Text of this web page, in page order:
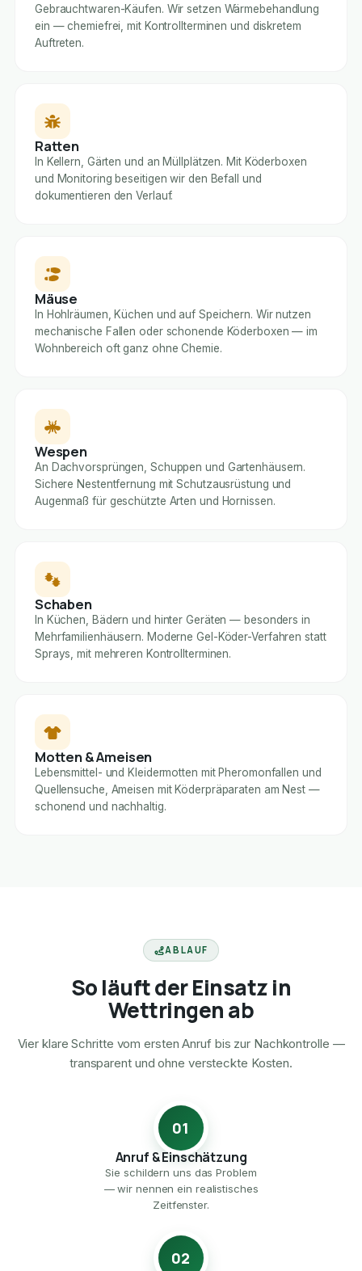
Gebrauchtwaren-Käufen. Wir setzen Wärmebehandlung
ein — chemiefrei, mit Kontrollterminen und diskretem
Auftreten.
Ratten
In Kellern, Gärten und an Müllplätzen. Mit Köderboxen
und Monitoring beseitigen wir den Befall und
dokumentieren den Verlauf.
Mäuse
In Hohlräumen, Küchen und auf Speichern. Wir nutzen
mechanische Fallen oder schonende Köderboxen — im
Wohnbereich oft ganz ohne Chemie.
Wespen
An Dachvorsprüngen, Schuppen und Gartenhäusern.
Sichere Nestentfernung mit Schutzausrüstung und
Augenmaß für geschützte Arten und Hornissen.
Schaben
In Küchen, Bädern und hinter Geräten — besonders in
Mehrfamilienhäusern. Moderne Gel-Köder-Verfahren statt
Sprays, mit mehreren Kontrollterminen.
Motten & Ameisen
Lebensmittel- und Kleidermotten mit Pheromonfallen und
Quellensuche, Ameisen mit Köderpräparaten am Nest —
schonend und nachhaltig.
ABLAUF
So läuft der Einsatz in
Wettringen ab
Vier klare Schritte vom ersten Anruf bis zur Nachkontrolle —
transparent und ohne versteckte Kosten.
01
Anruf & Einschätzung
Sie schildern uns das Problem
— wir nennen ein realistisches
Zeitfenster.
02